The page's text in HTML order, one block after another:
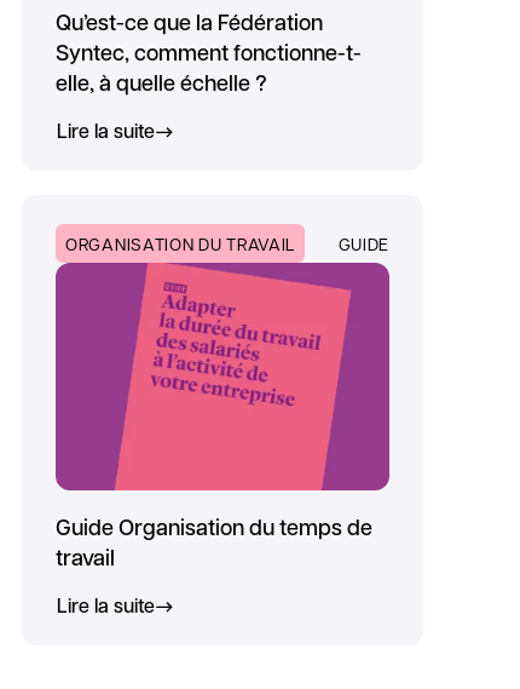
Qu’est-ce que la Fédération
Syntec, comment fonctionne-t-
elle, à quelle échelle ?
Lire la suite
ORGANISATION DU TRAVAIL GUIDE
Guide Organisation du temps de
travail
Lire la suite